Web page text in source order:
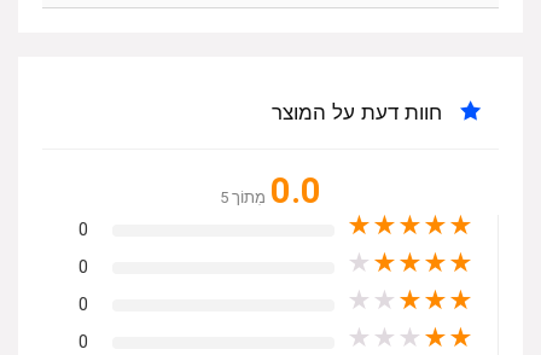
חוות דעת על המוצר
0.0 מִתוֹך 5
★
★
★
★
★
0
★
★
★
★
★
0
★
★
★
★
★
0
★
★
★
★
★
0